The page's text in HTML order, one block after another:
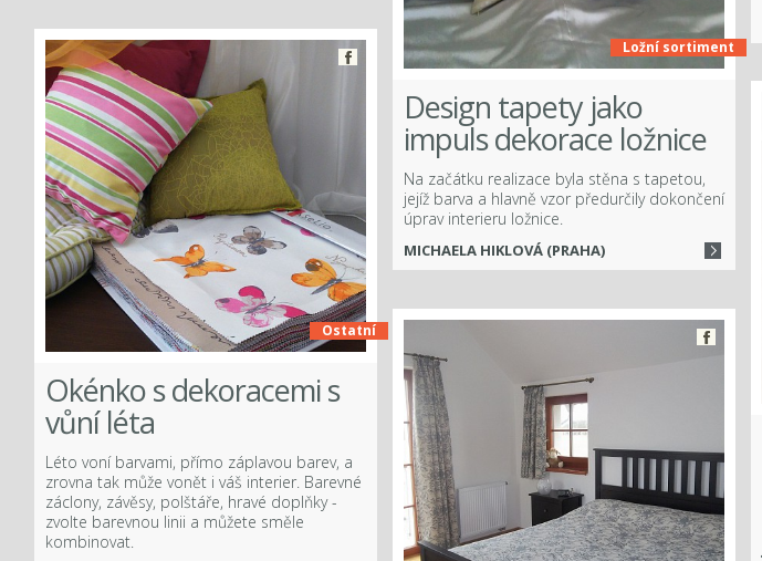
Ložní sortiment
Design tapety jako
impuls dekorace ložnice
Na začátku realizace byla stěna s tapetou,
jejíž barva a hlavně vzor předurčily dokončení
úprav interieru ložnice.
MICHAELA HIKLOVÁ (PRAHA)
Více
Ostatní
Okénko s dekoracemi s
vůní léta
Léto voní barvami, přímo záplavou barev, a
zrovna tak může vonět i váš interier. Barevné
záclony, závěsy, polštáře, hravé doplňky -
zvolte barevnou linii a můžete směle
kombinovat.